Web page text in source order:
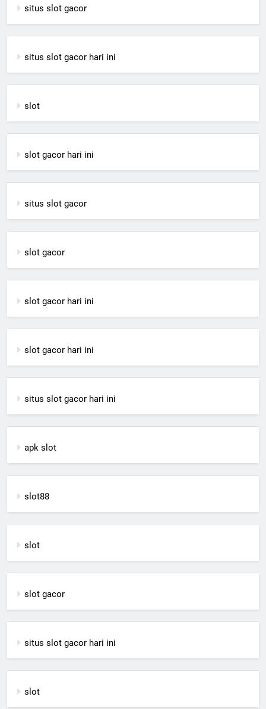
situs slot gacor
situs slot gacor hari ini
slot
slot gacor hari ini
situs slot gacor
slot gacor
slot gacor hari ini
slot gacor hari ini
situs slot gacor hari ini
apk slot
slot88
slot
slot gacor
situs slot gacor hari ini
slot